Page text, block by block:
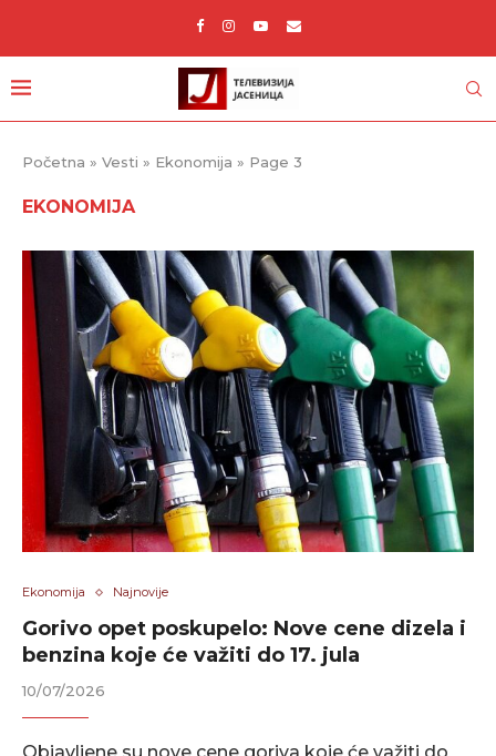
Početna » Vesti » Ekonomija » Page 3
EKONOMIJA
Ekonomija Najnovije
Gorivo opet poskupelo: Nove cene dizela i
benzina koje će važiti do 17. jula
10/07/2026